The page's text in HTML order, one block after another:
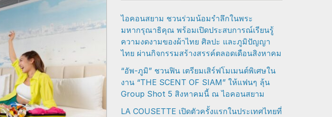
ไอคอนสยาม ชวนร่วมน้อมรำลึกในพระ
มหากรุณาธิคุณ พร้อมเปิดประสบการณ์เรียนรู้
ความงดงามของผ้าไทย ศิลปะ และภูมิปัญญา
ไทย ผ่านกิจกรรมสร้างสรรค์ตลอดเดือนสิงหาคม
“อัพ-ภูมิ” ชวนฟิน เตรียมเสิร์ฟโมเมนต์พิเศษใน
งาน “THE SCENT OF SIAM” ให้แฟนๆ ลุ้น
Group Shot 5 สิงหาคมนี้ ณ ไอคอนสยาม
LA COUSETTE เปิดตัวครั้งแรกในประเทศไทยที่